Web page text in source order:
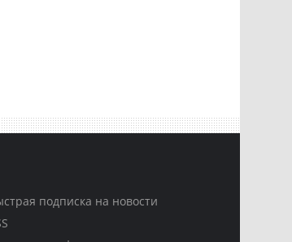
подписка на новости